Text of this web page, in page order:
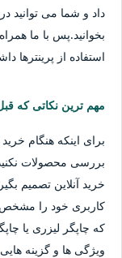
داد و شما می توانید در
بخوانید.پس با ما
استفاده از پرینترها
مهم ترین نکاتی که
برای اینکه هنگام
بررسی محصولات
خرید آنلاین تصمیم
کاربری خود را مشخص
که چاپگر لیزری یا
ویژگی ها و گزینه